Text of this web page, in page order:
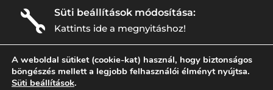

Süti beállítások módosítása:
Kattints ide a megnyitáshoz!
Webdesigner: DAVEWEB
Minden jog fentartva! – 2023 | NTG Quality Kft.
A weboldal sütiket (cookie-kat) használ, hogy biztonságos
böngészés mellett a legjobb felhasználói élményt nyújtsa.
Süti beállítások.